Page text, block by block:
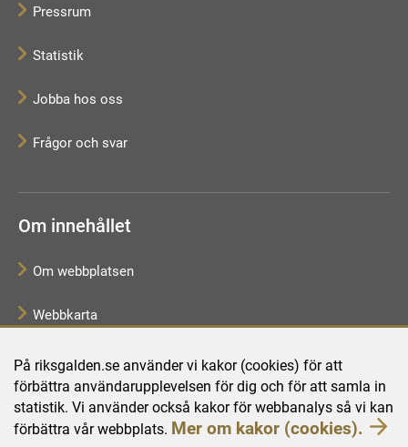
På riksgalden.se använder vi kakor (cookies) för att
förbättra användarupplevelsen för dig och för att samla in
statistik. Vi använder också kakor för webbanalys så vi kan
förbättra vår webbplats. Mer om kakor (cookies).
Pressrum
Statistik
Jobba hos oss
Frågor och svar
Om innehållet
Om webbplatsen
Webbkarta
Tillgänglighetsredogörelse
Behandling av personuppgifter